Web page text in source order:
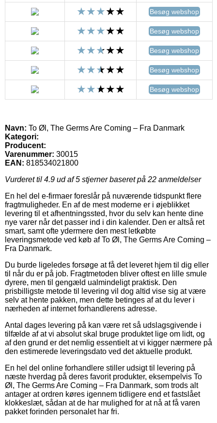
Besøg webshop
Besøg webshop
Besøg webshop
Besøg webshop
Besøg webshop
Navn: To Øl, The Germs Are Coming – Fra Danmark
Kategori:
Producent:
Varenummer: 30015
EAN: 818534021800
Vurderet til 4.9 ud af 5 stjerner baseret på 22 anmeldelser
En hel del e-firmaer foreslår på nuværende tidspunkt flere
fragtmuligheder. En af de mest moderne er i øjeblikket
levering til et afhentningssted, hvor du selv kan hente dine
nye varer når det passer ind i din kalender. Den er altså ret
smart, samt ofte ydermere den mest letkøbte
leveringsmetode ved køb af To Øl, The Germs Are Coming –
Fra Danmark.
Du burde ligeledes forsøge at få det leveret hjem til dig eller
til når du er på job. Fragtmetoden bliver oftest en lille smule
dyrere, men til gengæld ualmindeligt praktisk. Den
prisbilligste metode til levering vil dog altid vise sig at være
selv at hente pakken, men dette betinges af at du lever i
nærheden af internet forhandlerens adresse.
Antal dages levering på kan være ret så udslagsgivende i
tilfælde af at vi absolut skal bruge produktet lige om lidt, og
af den grund er det nemlig essentielt at vi kigger nærmere på
den estimerede leveringsdato ved det aktuelle produkt.
En hel del online forhandlere stiller udsigt til levering på
næste hverdag på deres favorit produkter, eksempelvis To
Øl, The Germs Are Coming – Fra Danmark, som trods alt
antager at ordren køres igennem tidligere end et fastslået
klokkeslæt, sådan at de har mulighed for at nå at få varen
pakket forinden personalet har fri.